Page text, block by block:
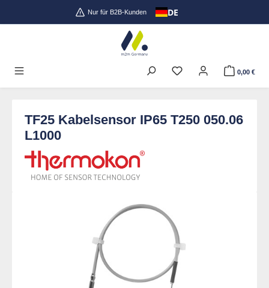
Zum Hauptinhalt springenNur für B2B-Kunden DE
0,00 €
TF25 Kabelsensor IP65 T250 050.06
L1000